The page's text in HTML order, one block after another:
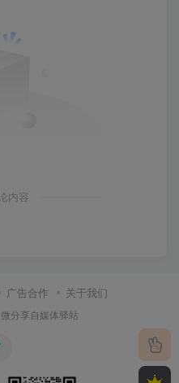
内容
广告合作 关于我们
微分享自媒体驿站